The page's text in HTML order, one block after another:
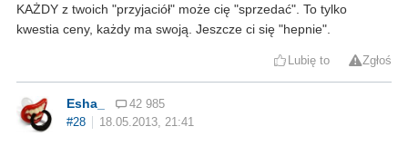
KAŻDY z twoich "przyjaciół" może cię "sprzedać". To tylko
kwestia ceny, każdy ma swoją. Jeszcze ci się "hepnie".
Lubię to Zgłoś
Esha_
42 985
#28
18.05.2013, 21:41